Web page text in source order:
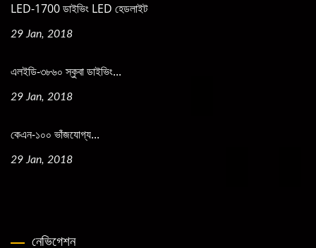
LED-1700 ডাইভিং LED হেডলাইট
29 Jan, 2018
এলইডি-৩৮৬০ স্কুবা ডাইভিং...
29 Jan, 2018
কেএন-১০০ ভাঁজযোগ্য...
29 Jan, 2018
নেভিগেশন